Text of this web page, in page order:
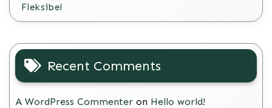
Fleksibel
Recent Comments
A WordPress Commenter on Hello world!